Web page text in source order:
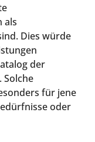
als
Dies würde
der
Solche
für jene
oder